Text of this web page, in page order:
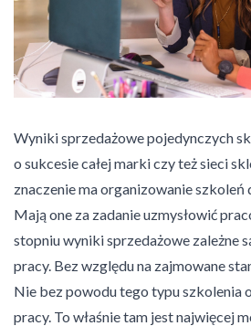
Wyniki sprzedażowe pojedynczych
o sukcesie całej marki czy też sieci
znaczenie ma organizowanie szkoleń
Mają one za zadanie uzmysłowić
stopniu wyniki sprzedażowe zależne
pracy. Bez względu na zajmowane
Nie bez powodu tego typu szkolenia
pracy. To właśnie tam jest najwięcej
zapamiętanie informacji, które zmieniają
funkcjonowanie strony, np.
którym znajduje się użytkownik.
Statystyczne pliki cookie pomagają
internetowych zrozumieć, w jaki
zachowują się na stronie, gromadząc i
informacje.
Marketing
użytkowników na stronach
wyświetlanie reklam, które są istotne i